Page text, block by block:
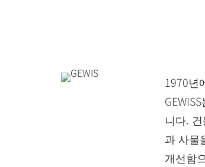
1970년
니다.
과 사물
개선함